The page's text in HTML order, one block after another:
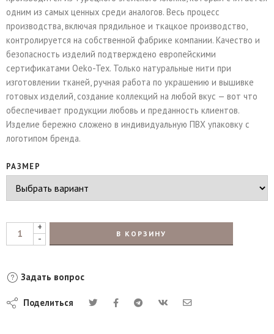
одним из самых ценных среди аналогов. Весь процесс
производства, включая прядильное и ткацкое производство,
контролируется на собственной фабрике компании. Качество и
безопасность изделий подтверждено европейскими
сертификатами Oeko-Tex. Только натуральные нити при
изготовлении тканей, ручная работа по украшению и вышивке
готовых изделий, создание коллекций на любой вкус — вот что
обеспечивает продукции любовь и преданность клиентов.
Изделие бережно сложено в индивидуальную ПВХ упаковку с
логотипом бренда.
РАЗМЕР
+
-
В КОРЗИНУ
Задать вопрос
Поделиться